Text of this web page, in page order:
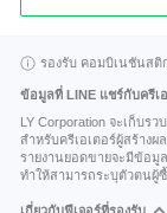
รองรับ คอมบิเนชันสติ
ข้อมูลที่ LINE แชร์กับครีเ
LY Corporation จะเก็บร
สำหรับครีเอเตอร์ผู้สร้างผ
รายงานยอดขายจะมีข้อมู
ทำให้สามารถระบุตัวตนผู้